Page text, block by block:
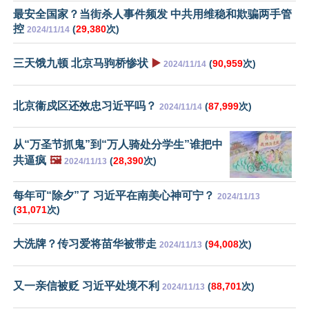
最安全国家？当街杀人事件频发 中共用维稳和欺骗两手管
控 2024/11/14 (29,380次)
三天饿九顿 北京马驹桥惨状 ▶️ 2024/11/14 (90,959次)
北京衞戍区还效忠习近平吗？ 2024/11/14 (87,999次)
从“万圣节抓鬼”到“万人骑处分学生”谁把中
共逼疯 🖼️ 2024/11/13 (28,390次)
每年可“除夕”了 习近平在南美心神可宁？ 2024/11/13
(31,071次)
大洗牌？传习爱将苗华被带走 2024/11/13 (94,008次)
又一亲信被贬 习近平处境不利 2024/11/13 (88,701次)